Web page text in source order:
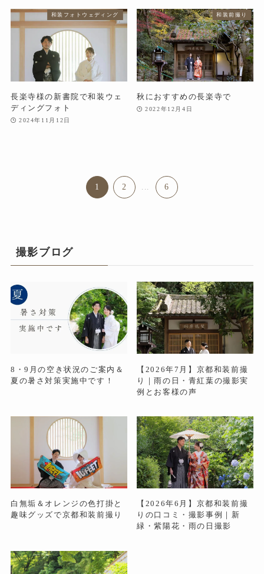
和装フォトウェディング
長楽寺様の新書院で和装ウェ
ディングフォト
2024年11月12日
和装前撮り
秋におすすめの長楽寺で
2022年12月4日
1 2 6
撮影ブログ
8・9月の空き状況のご案内＆
夏の暑さ対策実施中です！
【2026年7月】京都和装前撮
り｜雨の日・青紅葉の撮影実
例とお客様の声
白無垢＆オレンジの色打掛と
趣味グッズで京都和装前撮り
【2026年6月】京都和装前撮
りの口コミ・撮影事例｜新
緑・紫陽花・雨の日撮影